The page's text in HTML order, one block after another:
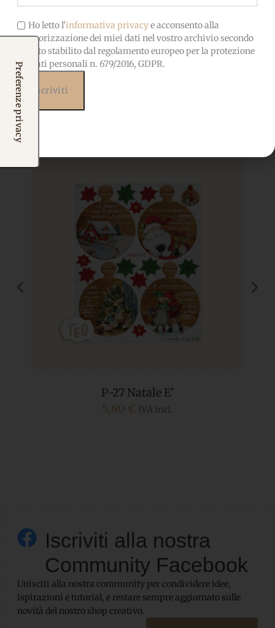
Prodotti correlati
Potrebbero interessarti
P-27 Natale E’
5,80 € IVA incl.
Iscriviti alla nostra
Community Facebook
Unisciti alla nostra community per condividere idee,
ispirazioni e tutorial, e restare sempre aggiornato sulle
novità del nostro shop creativo.
Ho letto l'informativa privacye acconsento alla
memorizzazione dei miei dati nel vostro archivio secondo
quanto stabilito dal regolamento europeo per la protezione
dei dati personali n. 679/2016, GDPR.